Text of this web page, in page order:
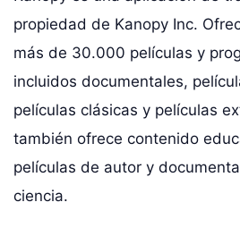
propiedad de Kanopy Inc.
más de 30.000 películas y
incluidos documentales,
películas clásicas y películas
también ofrece contenido
películas de autor y
ciencia.